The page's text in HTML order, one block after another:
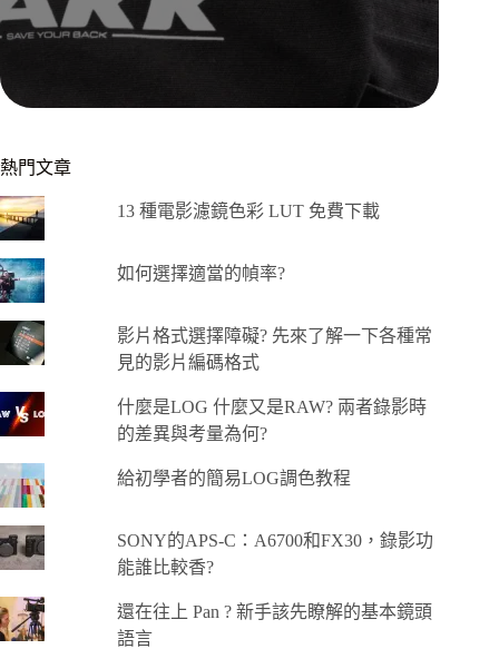
熱門文章
13 種電影濾鏡色彩 LUT 免費下載
如何選擇適當的幀率?
影片格式選擇障礙? 先來了解一下各種常
見的影片編碼格式
什麼是LOG 什麼又是RAW? 兩者錄影時
的差異與考量為何?
給初學者的簡易LOG調色教程
SONY的APS-C：A6700和FX30，錄影功
能誰比較香?
還在往上 Pan ? 新手該先瞭解的基本鏡頭
語言